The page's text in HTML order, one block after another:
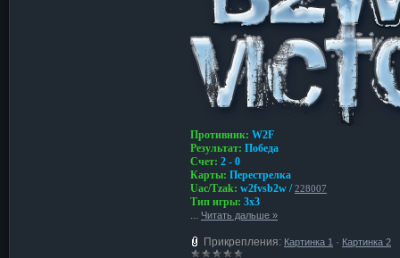
Противник: W2F
Результат: Победа
Счет: 2 - 0
Карты: Перестрелка
Uac/Tzak: w2fvsb2w /228007
Тип игры: 3x3
... Читать дальше »
Прикрепления: Картинка 1 · Картинка 2